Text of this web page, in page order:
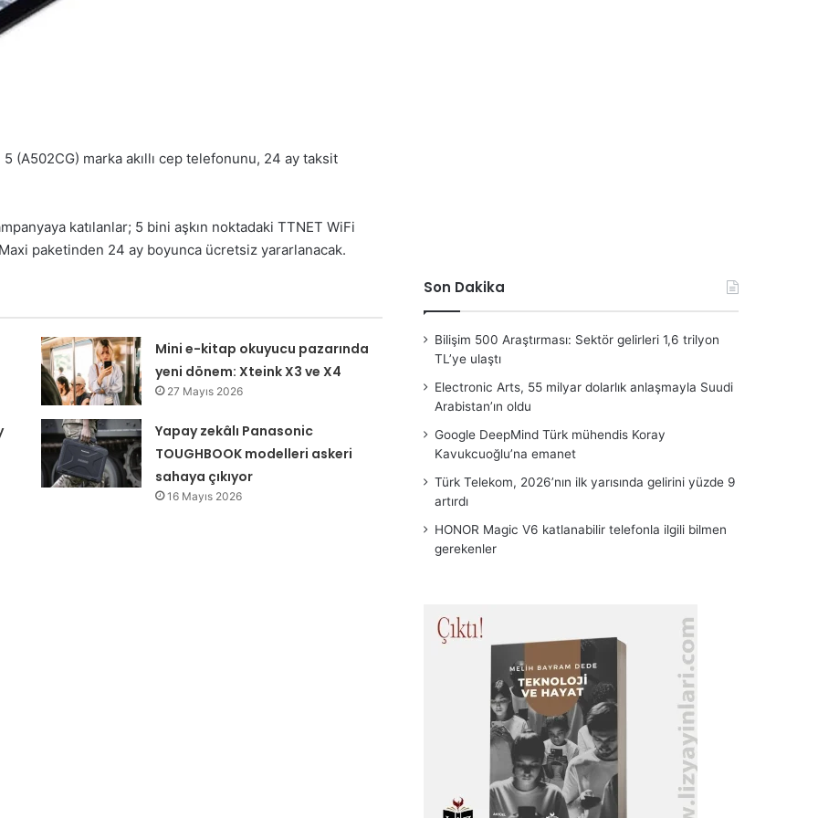
(A502CG) marka akıllı cep telefonunu, 24 ay taksit
katılanlar; 5 bini aşkın noktadaki TTNET WiFi
paketinden 24 ay boyunca ücretsiz yararlanacak.
Mini e-kitap okuyucu pazarında
yeni dönem: Xteink X3 ve X4
27 Mayıs 2026
Yapay zekâlı Panasonic
TOUGHBOOK modelleri askeri
sahaya çıkıyor
16 Mayıs 2026
Son Dakika
Bilişim 500 Araştırması: Sektör gelirleri 1,6 trilyon
TL’ye ulaştı
Electronic Arts, 55 milyar dolarlık anlaşmayla Suudi
Arabistan’ın oldu
Google DeepMind Türk mühendis Koray
Kavukcuoğlu’na emanet
Türk Telekom, 2026’nın ilk yarısında gelirini yüzde 9
artırdı
HONOR Magic V6 katlanabilir telefonla ilgili bilmen
gerekenler